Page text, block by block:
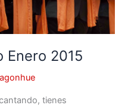
Enero 2015
tienes